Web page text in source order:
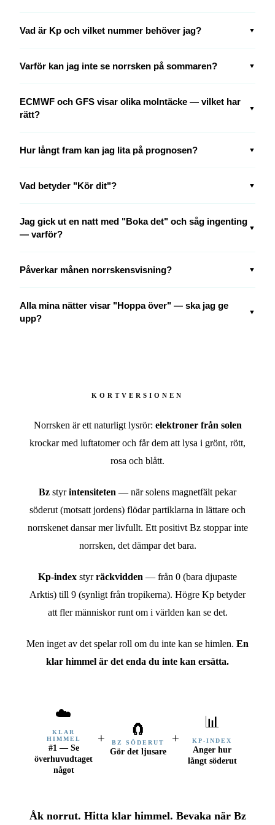
Vad är Kp och vilket nummer behöver jag? ▼
Varför kan jag inte se norrsken på sommaren? ▼
ECMWF och GFS visar olika molntäcke — vilket har
rätt?
▼
Hur långt fram kan jag lita på prognosen? ▼
Vad betyder "Kör dit"? ▼
Jag gick ut en natt med "Boka det" och såg ingenting
— varför?
▼
Påverkar månen norrskensvisning? ▼
Alla mina nätter visar "Hoppa över" — ska jag ge
upp?
▼
KORTVERSIONEN
Norrsken är ett naturligt lysrör: elektroner från solen
krockar med luftatomer och får dem att lysa i grönt, rött,
rosa och blått.
Bz styrintensiteten — när solens magnetfält pekar
söderut (motsatt jordens) flödar partiklarna in lättare och
norrskenet dansar mer livfullt. Ett positivt Bz stoppar inte
norrsken, det dämpar det bara.
Kp-index styrräckvidden — från 0 (bara djupaste
Arktis) till 9 (synligt från tropikerna). Högre Kp betyder
att fler människor runt om i världen kan se det.
Men inget av det spelar roll om du inte kan se himlen. En
klar himmel är det enda du inte kan ersätta.
☁️
KLAR
HIMMEL
#1 — Se
överhuvudtaget
något
+ 🧲
BZ SÖDERUT
Gör det ljusare
+
📊
KP-INDEX
Anger hur
långt söderut
Åk norrut. Hitta klar himmel. Bevaka när Bz